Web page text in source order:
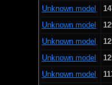
Unknown model
Unknown model
Unknown model
Unknown model
Unknown model